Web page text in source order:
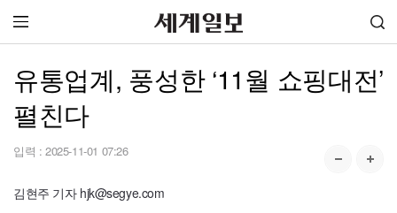
유통업계, 풍성한 ‘11월 쇼핑대전’
펼친다
입력 : 2025-11-01 07:26
김현주 기자 hjk@segye.com